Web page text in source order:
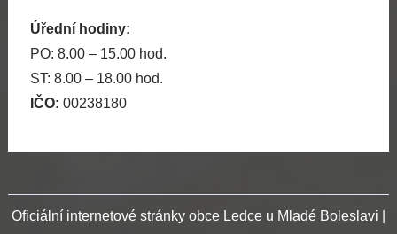
Úřední hodiny:
PO: 8.00 – 15.00 hod.
ST: 8.00 – 18.00 hod.
IČO: 00238180
Oficiální internetové stránky obce Ledce u Mladé Boleslavi |